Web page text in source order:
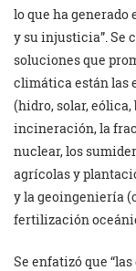
lo que ha
y su injusticia”. Se
soluciones que
climática están las
(hidro, solar,
incineración, la
nuclear, los
agrícolas y
y la geoingeniería
fertilización
Se enfatizó que